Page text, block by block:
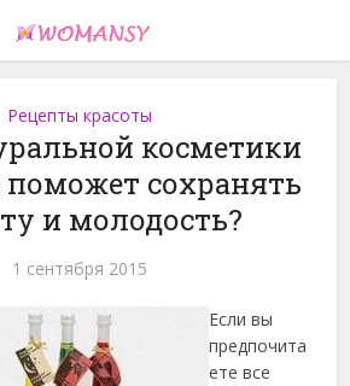
Рецепты красоты
косметики
поможет сохранять
и молодость?
1 сентября 2015
Если вы
предпочита
ете все